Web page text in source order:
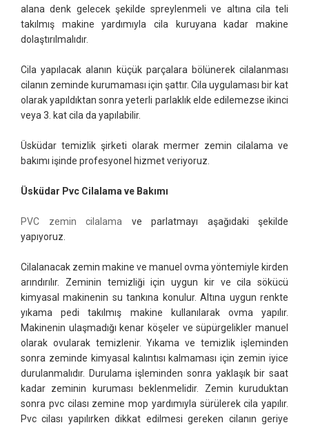
alana denk gelecek şekilde spreylenmeli ve altına cila teli
takılmış makine yardımıyla cila kuruyana kadar makine
dolaştırılmalıdır.
Cila yapılacak alanın küçük parçalara bölünerek cilalanması
cilanın zeminde kurumaması için şattır. Cila uygulaması bir kat
olarak yapıldıktan sonra yeterli parlaklık elde edilemezse ikinci
veya 3. kat cila da yapılabilir.
Üsküdar temizlik şirketi olarak mermer zemin cilalama ve
bakımı işinde profesyonel hizmet veriyoruz.
Üsküdar Pvc Cilalama ve Bakımı
PVC zemin cilalama ve parlatmayı aşağıdaki şekilde
yapıyoruz.
Cilalanacak zemin makine ve manuel ovma yöntemiyle kirden
arındırılır. Zeminin temizliği için uygun kir ve cila sökücü
kimyasal makinenin su tankına konulur. Altına uygun renkte
yıkama pedi takılmış makine kullanılarak ovma yapılır.
Makinenin ulaşmadığı kenar köşeler ve süpürgelikler manuel
olarak ovularak temizlenir. Yıkama ve temizlik işleminden
sonra zeminde kimyasal kalıntısı kalmaması için zemin iyice
durulanmalıdır. Durulama işleminden sonra yaklaşık bir saat
kadar zeminin kuruması beklenmelidir. Zemin kuruduktan
sonra pvc cilası zemine mop yardımıyla sürülerek cila yapılır.
Pvc cilası yapılırken dikkat edilmesi gereken cilanın geriye